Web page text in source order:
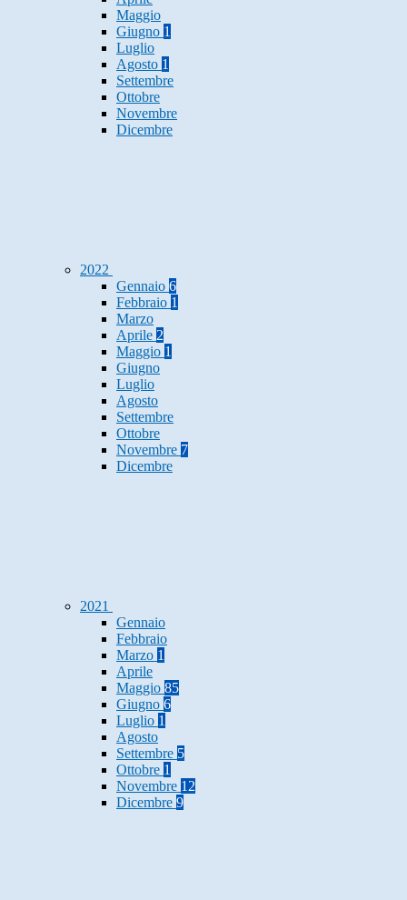
Maggio
Giugno 1
Luglio
Agosto 1
Settembre
Ottobre
Novembre
Dicembre
2022
Gennaio 6
Febbraio 1
Marzo
Aprile 2
Maggio 1
Giugno
Luglio
Agosto
Settembre
Ottobre
Novembre 7
Dicembre
2021
Gennaio
Febbraio
Marzo 1
Aprile
Maggio 85
Giugno 6
Luglio 1
Agosto
Settembre 5
Ottobre 1
Novembre 12
Dicembre 9